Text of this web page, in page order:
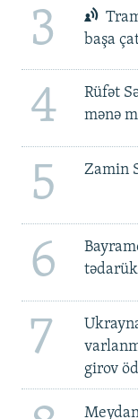
3
başa
4
Rüfət
mənə
5 Zamin
6
tədarük
7
girov